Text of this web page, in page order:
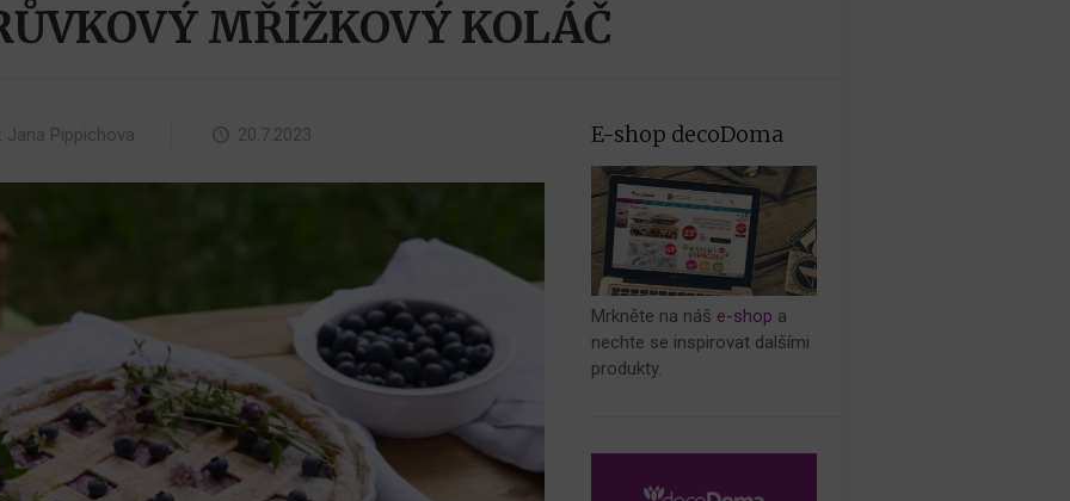
MŘÍŽKOVÝ KOLÁČ
Jana Pippichova 20.7.2023 E-shop decoDoma
Mrkněte na náš e-shop a
nechte se inspirovat dalšími
produkty.